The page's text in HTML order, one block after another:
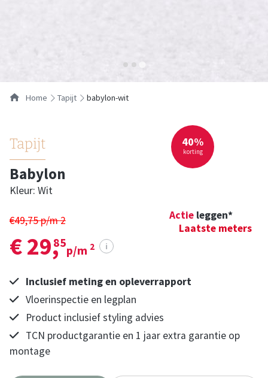
Home tapijt babylon-wit
Tapijt
Babylon
Kleur: Wit
€49,75 p/m2
€ 29,
85
p/m 2 i
Actie leggen*
Laatste meters
Inclusief meting en opleverrapport
Vloerinspectie en legplan
Product inclusief styling advies
TCN productgarantie en 1 jaar extra garantie op
montage
40%
korting